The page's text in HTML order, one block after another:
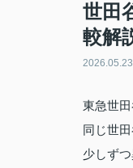
世田
較解
2026.05.23
東急世
同じ世
少しずつ